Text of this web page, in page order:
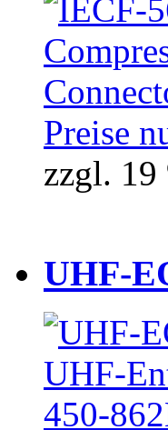
Preise
zzgl. 19
UHF-